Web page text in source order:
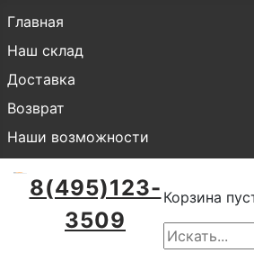
Главная
Наш склад
Доставка
Возврат
Наши возможности
8(495)123-
3509
Корзина